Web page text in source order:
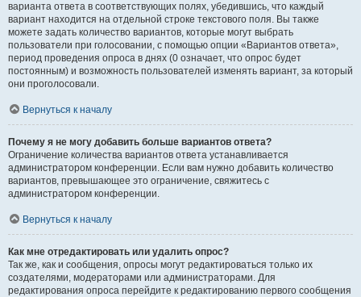
варианта ответа в соответствующих полях, убедившись, что каждый
вариант находится на отдельной строке текстового поля. Вы также
можете задать количество вариантов, которые могут выбрать
пользователи при голосовании, с помощью опции «Вариантов ответа»,
период проведения опроса в днях (0 означает, что опрос будет
постоянным) и возможность пользователей изменять вариант, за который
они проголосовали.
Вернуться к началу
Почему я не могу добавить больше вариантов ответа?
Ограничение количества вариантов ответа устанавливается
администратором конференции. Если вам нужно добавить количество
вариантов, превышающее это ограничение, свяжитесь с
администратором конференции.
Вернуться к началу
Как мне отредактировать или удалить опрос?
Так же, как и сообщения, опросы могут редактироваться только их
создателями, модераторами или администраторами. Для
редактирования опроса перейдите к редактированию первого сообщения